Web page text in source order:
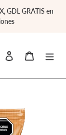
GDL GRATIS en
Ingresar Carrito